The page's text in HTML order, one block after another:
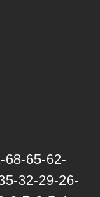
68-65-62-
32-29-26-